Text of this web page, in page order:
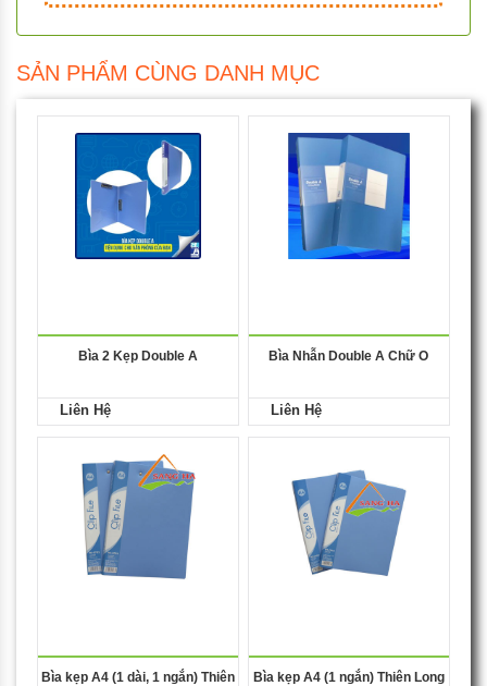
SẢN PHẨM CÙNG DANH MỤC
Bìa 2 Kẹp Double A
Liên Hệ
Bìa Nhẫn Double A Chữ O
Liên Hệ
Bìa kẹp A4 (1 dài, 1 ngắn) Thiên Bìa kẹp A4 (1 ngắn) Thiên Long